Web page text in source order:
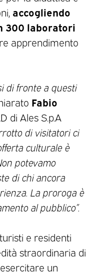
accogliendo
300 laboratori
apprendimento
di fronte a questi
Fabio
di Ales S.p.A
di visitatori ci
culturale è
potevamo
di chi ancora
La proroga è
al pubblico”.
e residenti
straordinaria di
un